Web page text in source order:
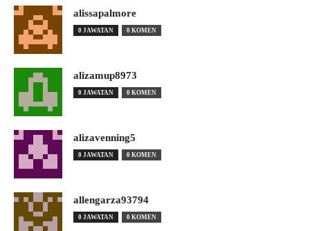
alissapalmore
0 JAWATAN 0 KOMEN
alizamup8973
0 JAWATAN 0 KOMEN
alizavenning5
0 JAWATAN 0 KOMEN
allengarza93794
0 JAWATAN 0 KOMEN